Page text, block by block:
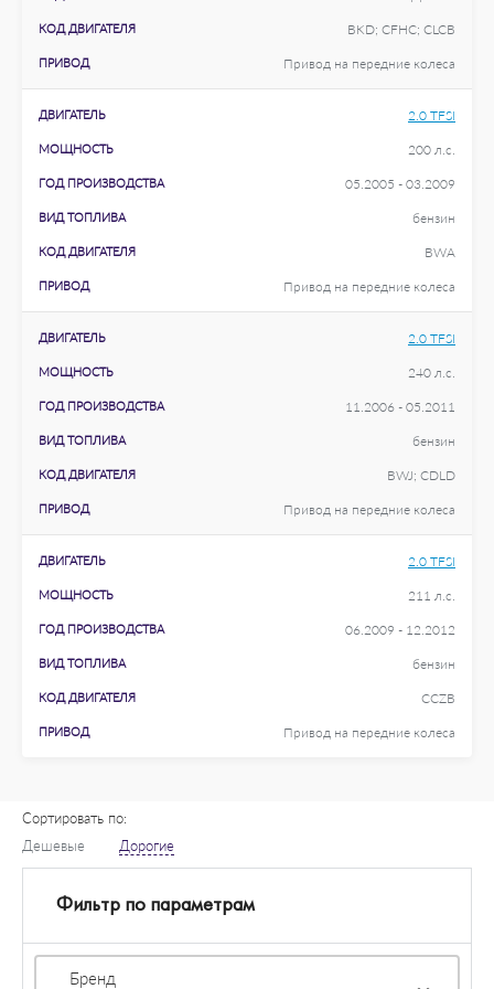
КОД ДВИГАТЕЛЯ BKD; CFHC; CLCB
ПРИВОД Привод на передние колеса
ДВИГАТЕЛЬ 2.0 TFSI
МОЩНОСТЬ 200 л.с.
ГОД ПРОИЗВОДСТВА 05.2005 - 03.2009
ВИД ТОПЛИВА бензин
КОД ДВИГАТЕЛЯ BWA
ПРИВОД Привод на передние колеса
ДВИГАТЕЛЬ 2.0 TFSI
МОЩНОСТЬ 240 л.с.
ГОД ПРОИЗВОДСТВА 11.2006 - 05.2011
ВИД ТОПЛИВА бензин
КОД ДВИГАТЕЛЯ BWJ; CDLD
ПРИВОД Привод на передние колеса
ДВИГАТЕЛЬ 2.0 TFSI
МОЩНОСТЬ 211 л.с.
ГОД ПРОИЗВОДСТВА 06.2009 - 12.2012
ВИД ТОПЛИВА бензин
КОД ДВИГАТЕЛЯ CCZB
ПРИВОД Привод на передние колеса
Сортировать по:
Дешевые
Дорогие
Фильтр по параметрам
Бренд